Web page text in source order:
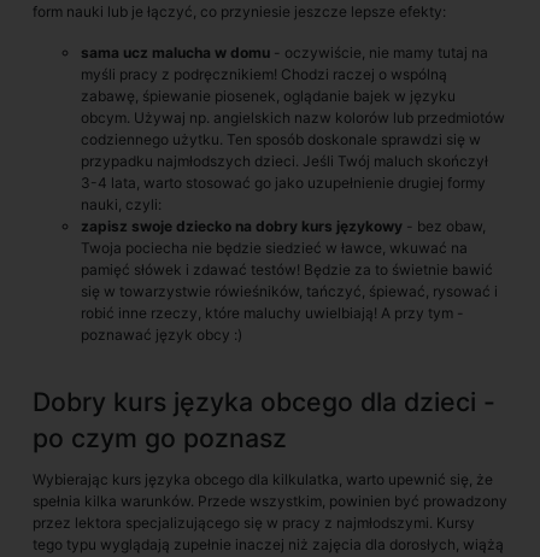
form nauki lub je łączyć, co przyniesie jeszcze lepsze efekty:
sama ucz malucha w domu - oczywiście, nie mamy tutaj na
myśli pracy z podręcznikiem! Chodzi raczej o wspólną
zabawę, śpiewanie piosenek, oglądanie bajek w języku
obcym. Używaj np. angielskich nazw kolorów lub przedmiotów
codziennego użytku. Ten sposób doskonale sprawdzi się w
przypadku najmłodszych dzieci. Jeśli Twój maluch skończył
3-4 lata, warto stosować go jako uzupełnienie drugiej formy
nauki, czyli:
zapisz swoje dziecko na dobry kurs językowy - bez obaw,
Twoja pociecha nie będzie siedzieć w ławce, wkuwać na
pamięć słówek i zdawać testów! Będzie za to świetnie bawić
się w towarzystwie rówieśników, tańczyć, śpiewać, rysować i
robić inne rzeczy, które maluchy uwielbiają! A przy tym -
poznawać język obcy :)
Dobry kurs języka obcego dla dzieci -
po czym go poznasz
Wybierając kurs języka obcego dla kilkulatka, warto upewnić się, że
spełnia kilka warunków. Przede wszystkim, powinien być prowadzony
przez lektora specjalizującego się w pracy z najmłodszymi. Kursy
tego typu wyglądają zupełnie inaczej niż zajęcia dla dorosłych, wiążą